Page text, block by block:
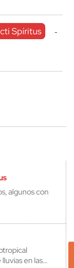
Spíritus -
algunos con
en las…